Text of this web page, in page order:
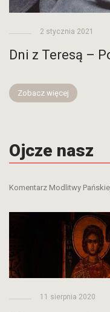
2 stycznia 2021
Dni z Teresą –
Zobacz więcej
Ojcze nasz
Komentarz Modlitwy
11 sierpnia 2020